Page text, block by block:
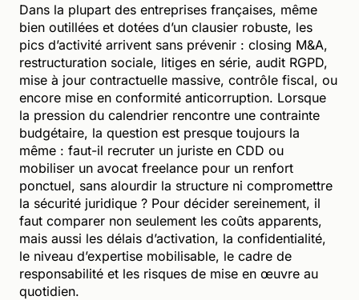
Dans la plupart des entreprises françaises, même
bien outillées et dotées d’un clausier robuste, les
pics d’activité arrivent sans prévenir : closing M&A,
restructuration sociale, litiges en série, audit RGPD,
mise à jour contractuelle massive, contrôle fiscal, ou
encore mise en conformité anticorruption. Lorsque
la pression du calendrier rencontre une contrainte
budgétaire, la question est presque toujours la
même : faut-il recruter un juriste en CDD ou
mobiliser un avocat freelance pour un renfort
ponctuel, sans alourdir la structure ni compromettre
la sécurité juridique ? Pour décider sereinement, il
faut comparer non seulement les coûts apparents,
mais aussi les délais d’activation, la confidentialité,
le niveau d’expertise mobilisable, le cadre de
responsabilité et les risques de mise en œuvre au
quotidien.